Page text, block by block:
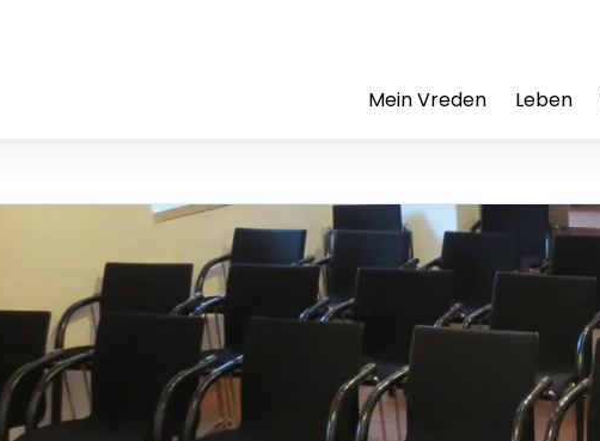
Mein Vreden Leben